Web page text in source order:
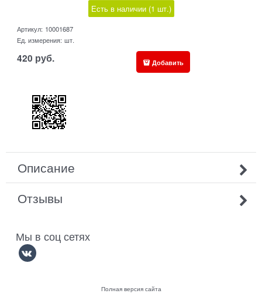
Есть в наличии (1 шт.)
Артикул: 10001687
Ед. измерения: шт.
420 руб. Добавить
Описание
Отзывы
Мы в соц сетях
Полная версия сайта